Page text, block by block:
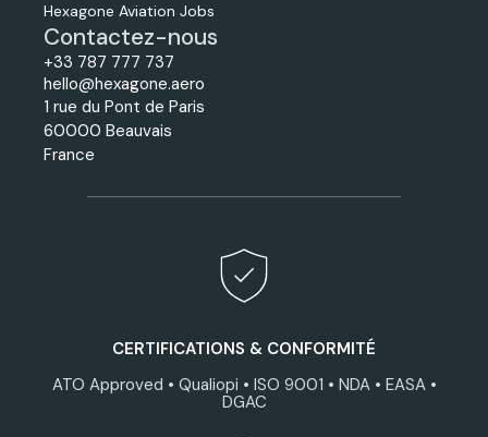
Hexagone Aviation Jobs
Contactez-nous
+33 787 777 737
hello@hexagone.aero
1 rue du Pont de Paris
60000 Beauvais
France
CERTIFICATIONS & CONFORMITÉ
ATO Approved • Qualiopi • ISO 9001 • NDA • EASA •
DGAC